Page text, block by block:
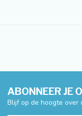
ABONNEER JE
Blijf op de hoogte over